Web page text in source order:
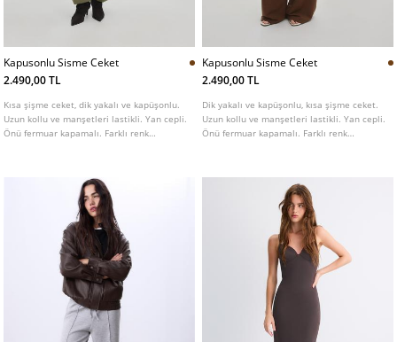
Kapusonlu Sisme Ceket
2.490,00 TL
Kısa şişme ceket, dik yakalı ve kapüşonlu.
Uzun kollu ve manşetleri lastikli. Yan cepli.
Önü fermuar kapamalı. Farklı renk
Kapusonlu Sisme Ceket
2.490,00 TL
Dik yakalı ve kapüşonlu, kısa şişme ceket.
Uzun kollu ve manşetleri lastikli. Yan cepli.
Önü fermuar kapamalı. Farklı renk